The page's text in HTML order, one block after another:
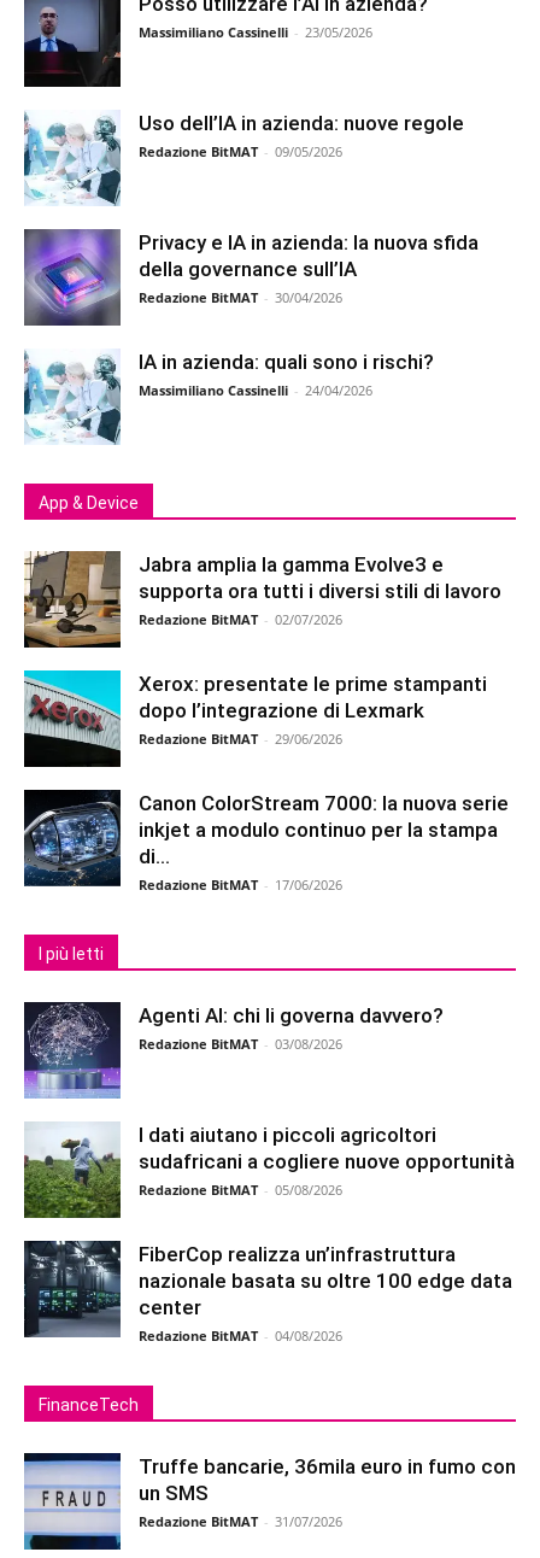
Massimiliano Cassinelli - 23/05/2026
Uso dell’IA in azienda: nuove regole
Redazione BitMAT - 09/05/2026
Privacy e IA in azienda: la nuova sfida
della governance sull’IA
Redazione BitMAT - 30/04/2026
IA in azienda: quali sono i rischi?
Massimiliano Cassinelli - 24/04/2026
App & Device
Jabra amplia la gamma Evolve3 e
supporta ora tutti i diversi stili di lavoro
Redazione BitMAT - 02/07/2026
Xerox: presentate le prime stampanti
dopo l’integrazione di Lexmark
Redazione BitMAT - 29/06/2026
Canon ColorStream 7000: la nuova serie
inkjet a modulo continuo per la stampa
di...
Redazione BitMAT - 17/06/2026
I più letti
Agenti AI: chi li governa davvero?
Redazione BitMAT - 03/08/2026
I dati aiutano i piccoli agricoltori
sudafricani a cogliere nuove opportunità
Redazione BitMAT - 05/08/2026
FiberCop realizza un’infrastruttura
nazionale basata su oltre 100 edge data
center
Redazione BitMAT - 04/08/2026
FinanceTech
Truffe bancarie, 36mila euro in fumo con
un SMS
Redazione BitMAT - 31/07/2026